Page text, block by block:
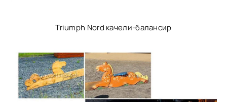
Triumph Nord качели-балансир